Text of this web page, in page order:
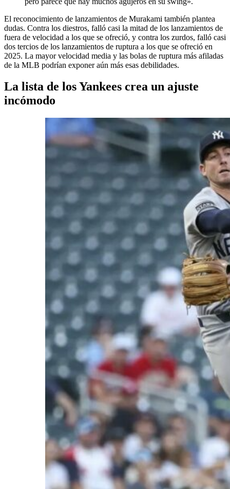
El reconocimiento de lanzamientos de Murakami también plantea
dudas. Contra los diestros, falló casi la mitad de los lanzamientos de
fuera de velocidad a los que se ofreció, y contra los zurdos, falló casi
dos tercios de los lanzamientos de ruptura a los que se ofreció en
2025. La mayor velocidad media y las bolas de ruptura más afiladas
de la MLB podrían exponer aún más esas debilidades.
La lista de los Yankees crea un ajuste
incómodo